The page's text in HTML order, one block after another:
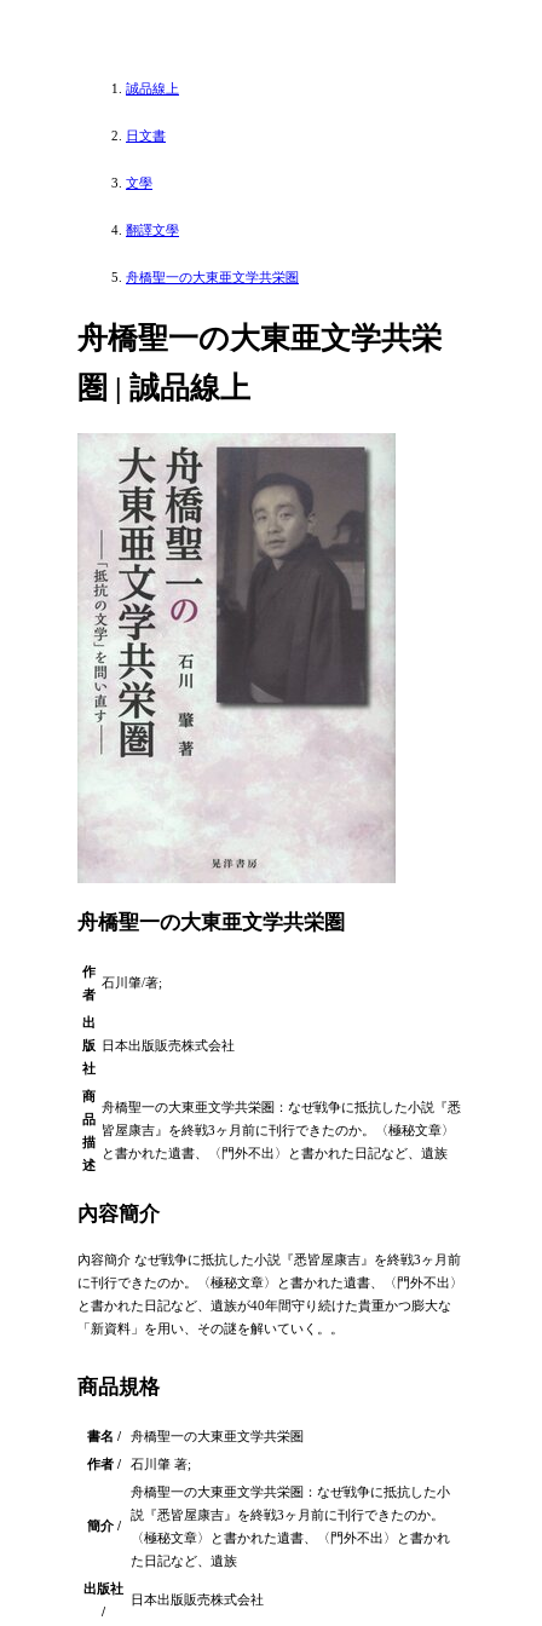
誠品線上
日文書
文學
翻譯文學
舟橋聖一の大東亜文学共栄圏
舟橋聖一の大東亜文学共栄
圏 | 誠品線上
舟橋聖一の大東亜文学共栄圏
作
者
石川肇/著;
出
版
社
日本出版販売株式会社
商
品
描
述
舟橋聖一の大東亜文学共栄圏：なぜ戦争に抵抗した小説『悉
皆屋康吉』を終戦3ヶ月前に刊行できたのか。〈極秘文章〉
と書かれた遺書、〈門外不出〉と書かれた日記など、遺族
內容簡介
內容簡介 なぜ戦争に抵抗した小説『悉皆屋康吉』を終戦3ヶ月前
に刊行できたのか。〈極秘文章〉と書かれた遺書、〈門外不出〉
と書かれた日記など、遺族が40年間守り続けた貴重かつ膨大な
「新資料」を用い、その謎を解いていく。。
商品規格
書名 /
舟橋聖一の大東亜文学共栄圏
作者 /
石川肇 著;
簡介 /
舟橋聖一の大東亜文学共栄圏：なぜ戦争に抵抗した小
説『悉皆屋康吉』を終戦3ヶ月前に刊行できたのか。
〈極秘文章〉と書かれた遺書、〈門外不出〉と書かれ
た日記など、遺族
出版社
/
日本出版販売株式会社